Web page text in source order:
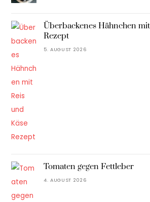
Überbackenes Hähnchen
Rezept
5. AUGUST 2026
Tomaten gegen Fettleber
4. AUGUST 2026